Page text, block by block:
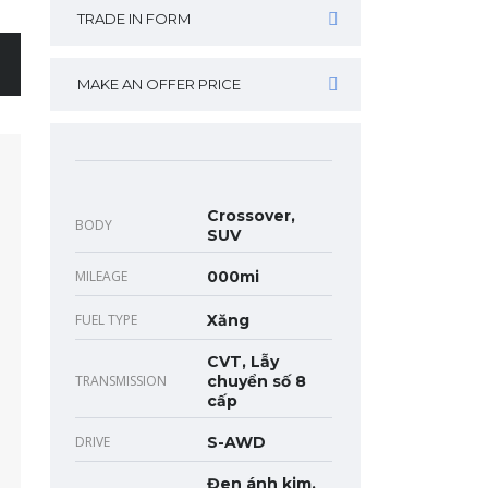
TRADE IN FORM
MAKE AN OFFER PRICE
BODY
Crossover,
SUV
MILEAGE 000mi
FUEL TYPE Xăng
TRANSMISSION
CVT, Lẫy
chuyển số 8
cấp
DRIVE S-AWD
Đen ánh kim,